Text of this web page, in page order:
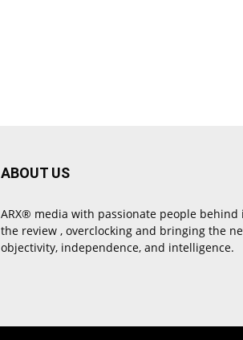
ABOUT US
ARX® media with passionate people behind
the review , overclocking and bringing the
objectivity, independence, and intelligence.